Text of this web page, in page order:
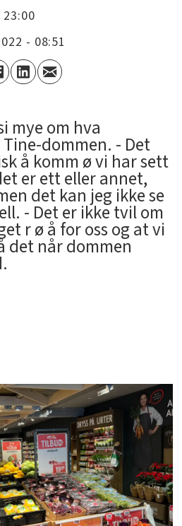
23:00
- 08:51
mye om hva
dommen. - Det
å komm ø vi har sett
er ett eller annet,
det kan jeg ikke se
- Det er ikke tvil om
r ø å for oss og at vi
det når dommen